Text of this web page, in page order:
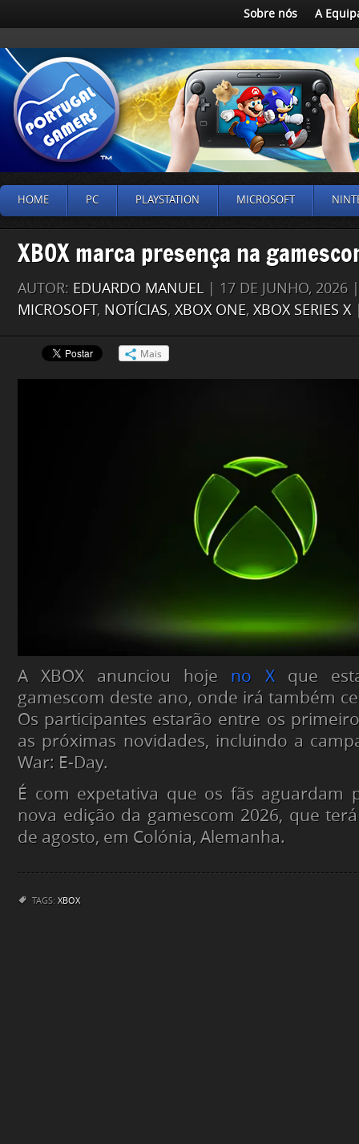
Sobre nós A
HOME PC PLAYSTATION MICROSOFT
XBOX marca presença na
AUTOR: EDUARDO MANUEL | 17 DE JUNHO, 2026
MICROSOFT, NOTÍCIAS, XBOX ONE, XBOX SERIES X
Mais
A XBOX anunciou hoje no Xque
gamescom deste ano, onde irá também
Os participantes estarão entre os
as próximas novidades, incluindo a
War: E-Day.
É com expetativa que os fãs aguardam
nova edição da gamescom 2026, que
de agosto, em Colónia, Alemanha.
TAGS: XBOX